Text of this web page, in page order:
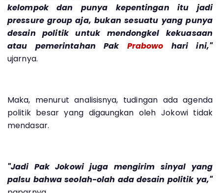
kelompok dan punya kepentingan itu jadi
pressure group aja, bukan sesuatu yang punya
desain politik untuk mendongkel kekuasaan
atau pemerintahan Pak Prabowo hari ini,"
ujarnya.
Maka, menurut analisisnya, tudingan ada agenda
politik besar yang digaungkan oleh Jokowi tidak
mendasar.
"Jadi Pak Jokowi juga mengirim sinyal yang
palsu bahwa seolah-olah ada desain politik ya,"